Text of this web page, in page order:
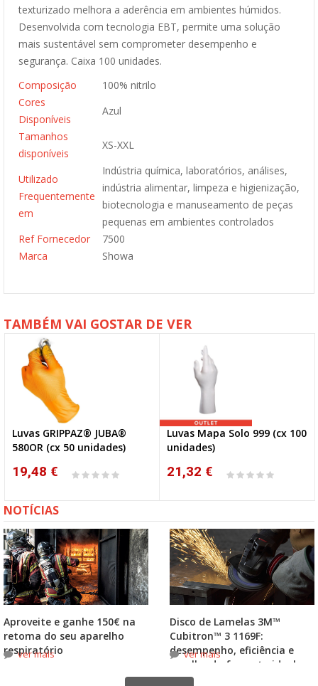
texturizado melhora a aderência em ambientes húmidos.
Desenvolvida com tecnologia EBT, permite uma solução
mais sustentável sem comprometer desempenho e
segurança. Caixa 100 unidades.
Composição
100% nitrilo
Cores
Disponíveis
Azul
Tamanhos
disponíveis
XS-XXL
Utilizado
Frequentemente
em
Indústria química, laboratórios, análises,
indústria alimentar, limpeza e higienização,
biotecnologia e manuseamento de peças
pequenas em ambientes controlados
Ref Fornecedor
7500
Marca
Showa
TAMBÉM VAI GOSTAR DE VER
Luvas GRIPPAZ® JUBA®
580OR (cx 50 unidades)
19,48 €
Luvas Mapa Solo 999 (cx 100
unidades)
21,32 €
NOTÍCIAS
Aproveite e ganhe 150€ na
retoma do seu aparelho
respiratório
ver mais
Disco de Lamelas 3M™
Cubitron™ 3 1169F:
desempenho, eficiência e
escolha do formato ideal
ver mais